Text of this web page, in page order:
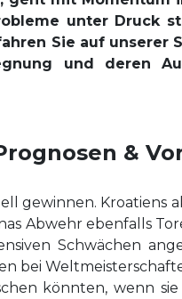
unter Druck
Sie auf unserer
und deren
&
gewinnen. Kroatiens
Abwehr ebenfalls
Schwächen
bei
könnten, wenn